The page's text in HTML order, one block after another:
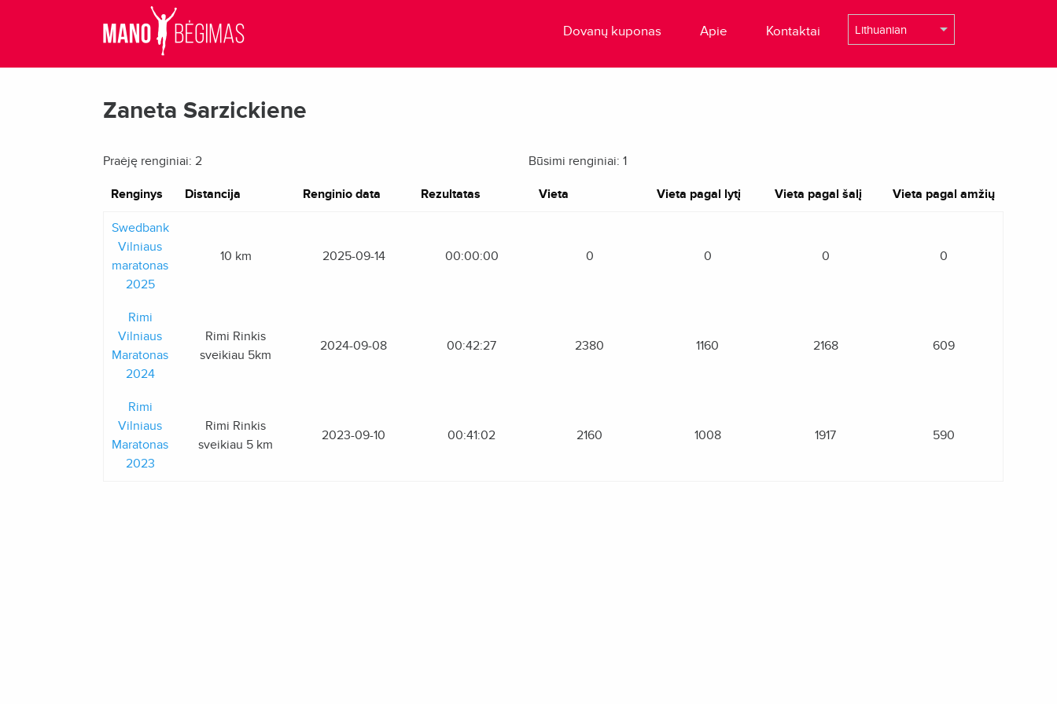
Dovanų kuponas Apie Kontaktai
Zaneta Sarzickiene
Praėję renginiai: 2 Būsimi renginiai: 1
Renginys Distancija Renginio data Rezultatas Vieta Vieta pagal lytį Vieta pagal šalį Vieta pagal amžių
Swedbank
Vilniaus
maratonas
2025
10 km 2025-09-14 00:00:00 0 0 0 0
Rimi
Vilniaus
Maratonas
2024
Rimi Rinkis
sveikiau 5km
2024-09-08 00:42:27 2380 1160 2168 609
Rimi
Vilniaus
Maratonas
2023
Rimi Rinkis
sveikiau 5 km
2023-09-10 00:41:02 2160 1008 1917 590